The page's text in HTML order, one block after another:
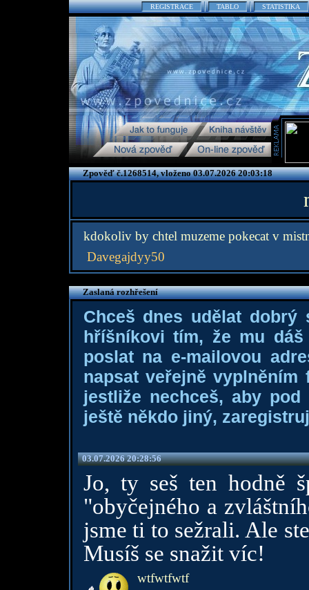
REGISTRACE TABLO STATISTIKA
Zpověď č.1268514, vloženo 03.07.2026 20:03:18
kdokoliv by chtel muzeme pokecat v
Davegajdyy50
Zaslaná rozhřešení
Chceš dnes udělat dobrý
hříšníkovi tím, že mu
poslat na e-mailovou
napsat veřejně
jestliže nechceš, aby
ještě někdo jiný,
03.07.2026 20:28:56
Jo, ty seš ten hodně
"obyčejného a
jsme ti to sežrali. Ale
Musíš se snažit víc!
wtfwtfwtf